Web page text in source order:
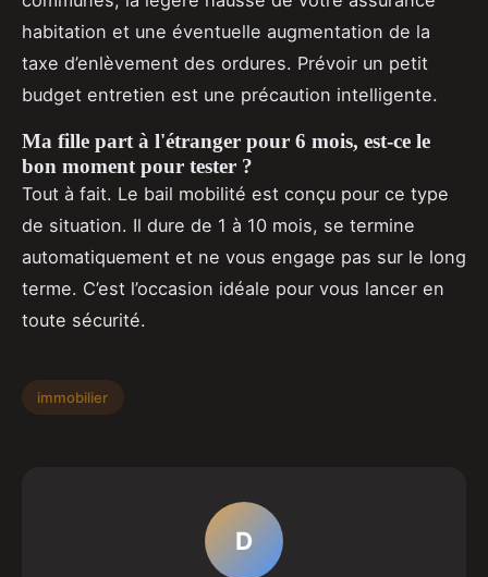
habitation et une éventuelle augmentation de la
taxe d’enlèvement des ordures. Prévoir un petit
budget entretien est une précaution intelligente.
Ma fille part à l'étranger pour 6 mois, est-ce le
bon moment pour tester ?
Tout à fait. Le bail mobilité est conçu pour ce type
de situation. Il dure de 1 à 10 mois, se termine
automatiquement et ne vous engage pas sur le long
terme. C’est l’occasion idéale pour vous lancer en
toute sécurité.
immobilier
D